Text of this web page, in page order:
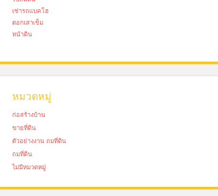
เช่ารถแบคโฮ
ตอกเสาเข็ม
หน้าดิน
หมวดหมู่
ก่อสร้างบ้าน
ขายที่ดิน
ตัวอย่างงาน ถมที่ดิน
ถมที่ดิน
ไม่มีหมวดหมู่